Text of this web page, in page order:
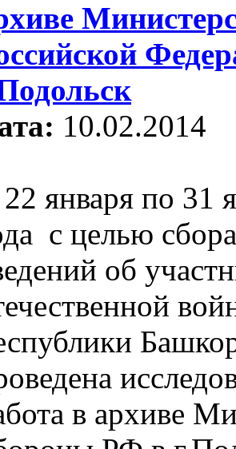
10.02.2014
января по 31
с целью
об
в архиве